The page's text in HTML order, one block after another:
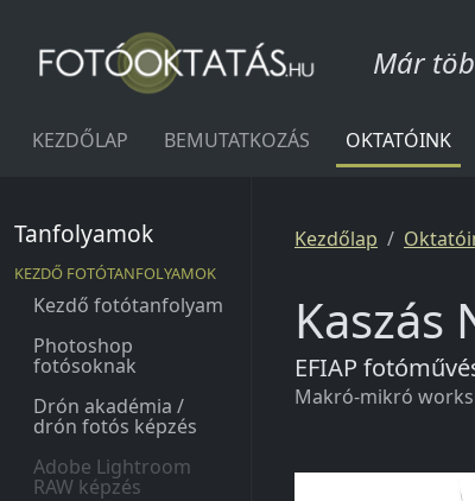
FOTÓOKTATÁS.HU Már
KEZDŐLAP BEMUTATKOZÁS OKTATÓINK
Tanfolyamok
KEZDŐ FOTÓTANFOLYAMOK
Kezdő fotótanfolyam
Photoshop
fotósoknak
Drón akadémia /
drón fotós képzés
Adobe Lightroom
RAW képzés
Kezdőlap
Kaszás
EFIAP
Makró-mikró